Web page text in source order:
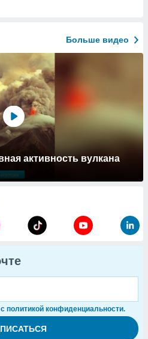
Больше видео
активность вулкана
политикой конфиденциальности.